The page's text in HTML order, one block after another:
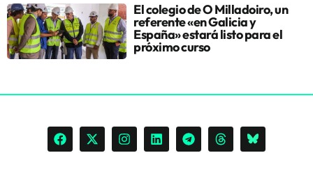
El colegio de O Milladoiro, un
referente «en Galicia y
España» estará listo para el
próximo curso